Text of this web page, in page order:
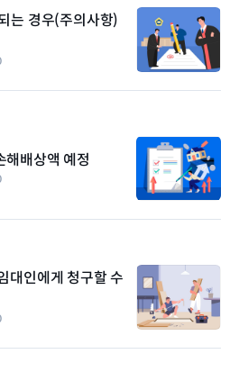
는 경우(주의사항)
해배상액 예정
대인에게 청구할 수